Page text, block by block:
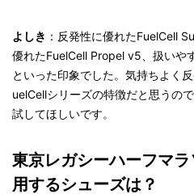
よしき ：反発性に優れたFuelCell
優れたFuelCell Propel v5、扱いや
といった印象でした。気持ちよく
uelCellシリーズの特徴だと思うの
試してほしいです。
東京レガシーハーフマ
用するシューズは？